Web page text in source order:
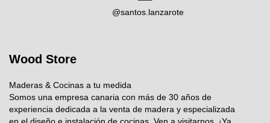
@santos.lanzarote
Wood Store
Maderas & Cocinas a tu medida
Somos una empresa canaria con más de 30 años de
experiencia dedicada a la venta de madera y especializada